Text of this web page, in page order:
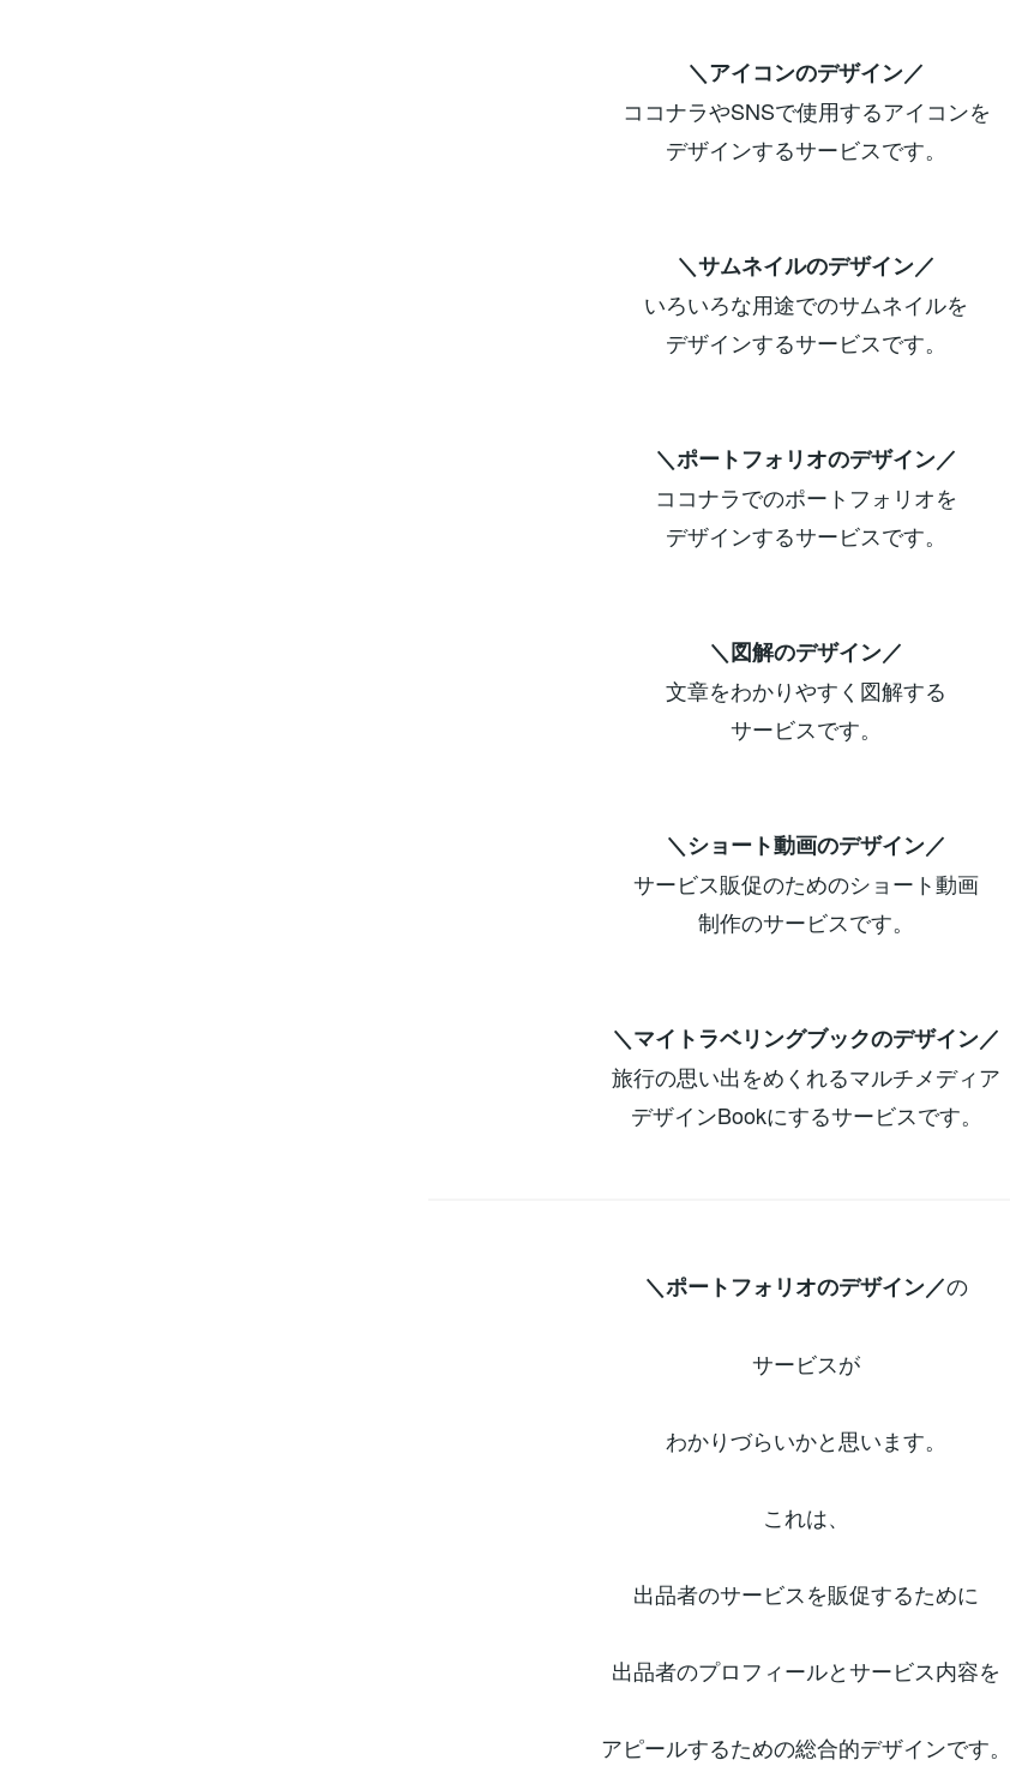
＼アイコンのデザイン／
ココナラやSNSで使用するアイコンを
デザインするサービスです。
＼サムネイルのデザイン／
いろいろな用途でのサムネイルを
デザインするサービスです。
＼ポートフォリオのデザイン／
ココナラでのポートフォリオを
デザインするサービスです。
＼図解のデザイン／
文章をわかりやすく図解する
サービスです。
＼ショート動画のデザイン／
サービス販促のためのショート動画
制作のサービスです。
＼マイトラベリングブックのデザイン／
旅行の思い出をめくれるマルチメディア
デザインBookにするサービスです。
＼ポートフォリオのデザイン／の
サービスが
わかりづらいかと思います。
これは、
出品者のサービスを販促するために
出品者のプロフィールとサービス内容を
アピールするための総合的デザインです。